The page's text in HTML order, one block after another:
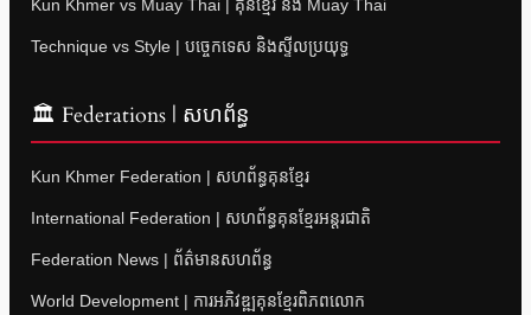
Kun Khmer vs Muay Thai | គុនខ្មែរ និង Muay Thai
Technique vs Style | បច្ចេកទេស និងស្ទីលប្រយុទ្ធ
🏛 Federations | សហព័ន្ធ
Kun Khmer Federation | សហព័ន្ធគុនខ្មែរ
International Federation | សហព័ន្ធគុនខ្មែរអន្តរជាតិ
Federation News | ព័ត៌មានសហព័ន្ធ
World Development | ការអភិវឌ្ឍគុនខ្មែរពិភពលោក